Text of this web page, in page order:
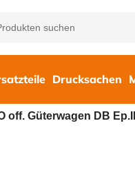
Drucksachen
off. Güterwagen DB Ep.III